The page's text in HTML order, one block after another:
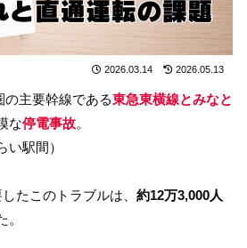
2026.03.14 2026.05.13
の主要幹線である東急東横線とみなと
な停電事故。
い駅間）
したこのトラブルは、 約12万3,000人
。